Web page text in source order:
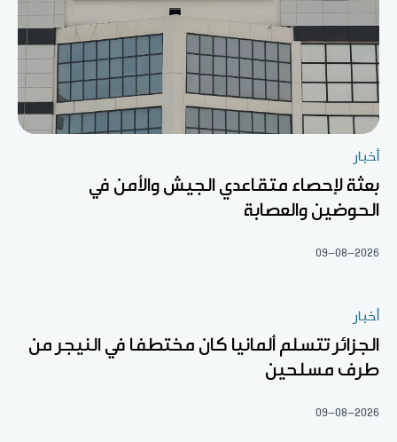
أخبار
بعثة لإحصاء متقاعدي الجيش والأمن في
الحوضين والعصابة
09-08-2026
أخبار
الجزائر تتسلم ألمانيا كان مختطفا في النيجر من
طرف مسلحين
09-08-2026